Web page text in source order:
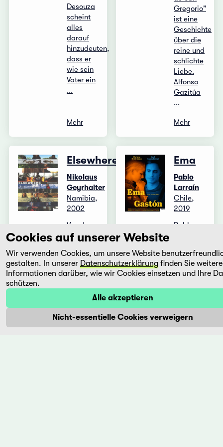
Desouza
scheint
alles
darauf
hinzudeuten,
dass er
wie sein
Vater ein
...
Mehr
Gregorio"
ist eine
Geschichte
über die
reine und
schlichte
Liebe.
Alfonso
Gazitúa
...
Mehr
Elsewhere
Nikolaus
Geyrhalter
Namibia,
2002
Von der
Sandwüste
Namibia
zu den
Schneewüsten
Grönlands:
Monate
lang
reisten
Ema
Pablo
Larraín
Chile,
2019
Pablo
den
Regisseuren
des
Kinos. ...
Cookies auf unserer Website
Wir verwenden Cookies, um unsere Website
gestalten. In unserer Datenschutzerklärung finden Sie weitere
Informationen darüber, wie wir Cookies einsetzen und Ihre
schützen.
Alle akzeptieren
Nicht-essentielle Cookies verweigern